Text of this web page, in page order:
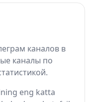
каналов в
каналы по
eng katta